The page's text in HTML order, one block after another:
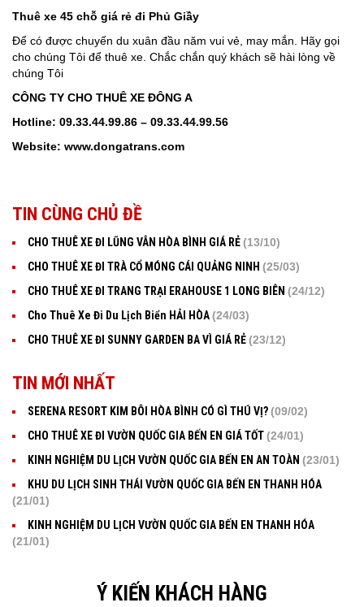
Thuê xe 45 chỗ giá rẻ đi Phủ Giầy
Để có được chuyến du xuân đầu năm vui vẻ, may mắn. Hãy gọi
cho chúng Tôi để thuê xe. Chắc chắn quý khách sẽ hài lòng về
chúng Tôi
CÔNG TY CHO THUÊ XE ĐÔNG A
Hotline: 09.33.44.99.86 – 09.33.44.99.56
Website: www.dongatrans.com
TIN CÙNG CHỦ ĐỀ
CHO THUÊ XE ĐI LŨNG VÂN HÒA BÌNH GIÁ RẺ(13/10)
CHO THUÊ XE ĐI TRÀ CỔ MÓNG CÁI QUẢNG NINH (25/03)
CHO THUÊ XE ĐI TRANG TRẠI ERAHOUSE 1 LONG BIÊN (24/12)
Cho Thuê Xe Đi Du Lịch Biển HẢI HÒA(24/03)
CHO THUÊ XE ĐI SUNNY GARDEN BA VÌ GIÁ RẺ(23/12)
TIN MỚI NHẤT
SERENA RESORT KIM BÔI HÒA BÌNH CÓ GÌ THÚ VỊ?(09/02)
CHO THUÊ XE ĐI VƯỜN QUỐC GIA BẾN EN GIÁ TỐT(24/01)
KINH NGHIỆM DU LỊCH VƯỜN QUỐC GIA BẾN EN AN TOÀN (23/01)
KHU DU LỊCH SINH THÁI VƯỜN QUỐC GIA BẾN EN THANH HÓA
(21/01)
KINH NGHIỆM DU LỊCH VƯỜN QUỐC GIA BẾN EN THANH HÓA
(21/01)
Ý KIẾN KHÁCH HÀNG